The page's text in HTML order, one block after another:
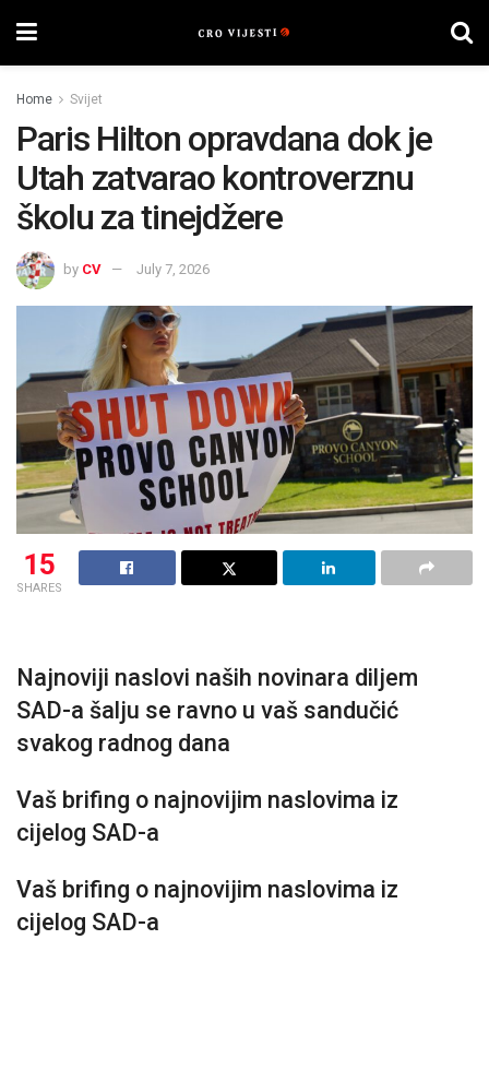
Home Svijet
Paris Hilton opravdana dok je
Utah zatvarao kontroverznu
školu za tinejdžere
by CV July 7, 2026
15
SHARES
Najnoviji naslovi naših novinara diljem
SAD-a šalju se ravno u vaš sandučić
svakog radnog dana
Vaš brifing o najnovijim naslovima iz
cijelog SAD-a
Vaš brifing o najnovijim naslovima iz
cijelog SAD-a